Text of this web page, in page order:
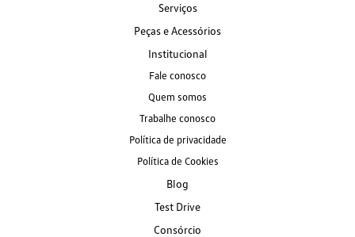
Serviços
Peças e Acessórios
Institucional
Fale conosco
Quem somos
Trabalhe conosco
Política de privacidade
Política de Cookies
Blog
Test Drive
Consórcio